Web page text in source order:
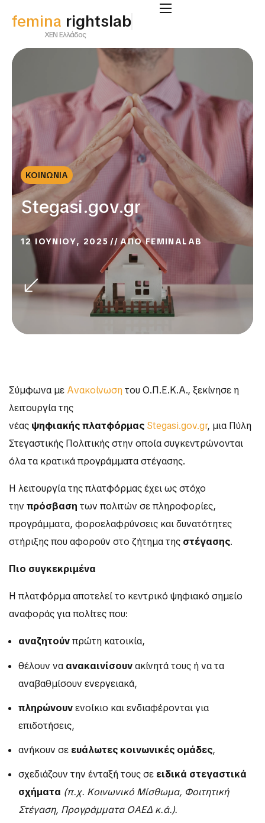
femina rightslab
ΧΕΝ Ελλάδος
ΚΟΙΝΩΝΙΑ
Stegasi.gov.gr
12 ΙΟΥΝΙΟΥ, 2025 ΑΠΟFEMINALAB
Σύμφωνα με Ανακοίνωσητου Ο.Π.Ε.Κ.Α., ξεκίνησε η
λειτουργία της
νέας ψηφιακήςπλατφόρμας Stegasi.gov.gr, μια Πύλη
Στεγαστικής Πολιτικής στην οποία συγκεντρώνονται
όλα τα κρατικά προγράμματα στέγασης.
Η λειτουργία της πλατφόρμας έχει ως στόχο
την πρόσβαση των πολιτών σε πληροφορίες,
προγράμματα, φοροελαφρύνσεις και δυνατότητες
στήριξης που αφορούν στο ζήτημα της στέγασης.
Πιο συγκεκριμένα
Η πλατφόρμα αποτελεί το κεντρικό ψηφιακό σημείο
αναφοράς για πολίτες που:
αναζητούνπρώτη κατοικία,
θέλουν να ανακαινίσουνακίνητά τους ή να τα
αναβαθμίσουν ενεργειακά,
πληρώνουνενοίκιο και ενδιαφέρονται για
επιδοτήσεις,
ανήκουν σε ευάλωτες κοινωνικές ομάδες,
σχεδιάζουν την ένταξή τους σε ειδικά στεγαστικά
σχήματα (π.χ. Κοινωνικό Μίσθωμα, Φοιτητική
Στέγαση, Προγράμματα ΟΑΕΔ κ.ά.).